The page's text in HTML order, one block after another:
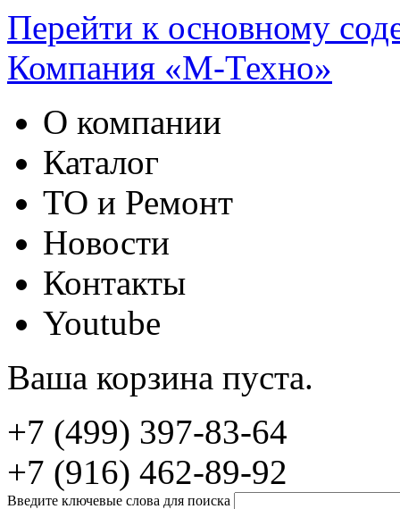
Перейти к основному
Компания «М-Техно»
О компании
Каталог
ТО и Ремонт
Новости
Контакты
Youtube
Ваша корзина пуста.
+7 (499) 397-83-64
+7 (916) 462-89-92
Введите ключевые слова для поиска